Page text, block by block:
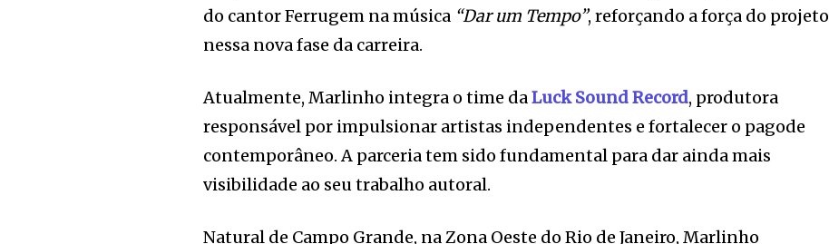
do cantor Ferrugem na música “Dar um Tempo”, reforçando a força do projeto
nessa nova fase da carreira.
Atualmente, Marlinho integra o time daLuck Sound Record, produtora
responsável por impulsionar artistas independentes e fortalecer o pagode
contemporâneo. A parceria tem sido fundamental para dar ainda mais
visibilidade ao seu trabalho autoral.
Natural de Campo Grande, na Zona Oeste do Rio de Janeiro, Marlinho